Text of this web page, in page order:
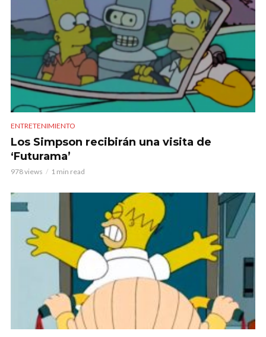
ENTRETENIMIENTO
Los Simpson recibirán una visita de
‘Futurama’
978 views 1 min read